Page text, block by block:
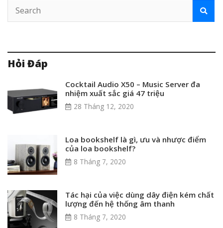
Hỏi Đáp
Cocktail Audio X50 – Music Server đa
nhiệm xuất sắc giá 47 triệu
28 Tháng 12, 2020
Loa bookshelf là gì, ưu và nhược điểm
của loa bookshelf?
8 Tháng 7, 2020
Tác hại của việc dùng dây điện kém chất
lượng đến hệ thống âm thanh
8 Tháng 7, 2020